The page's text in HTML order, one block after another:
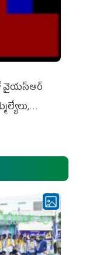
వైయ‌స్ఆర్